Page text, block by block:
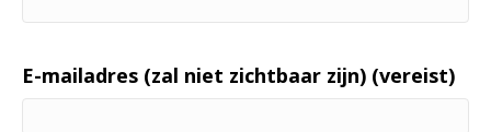
E-mailadres (zal niet zichtbaar zijn) (vereist)